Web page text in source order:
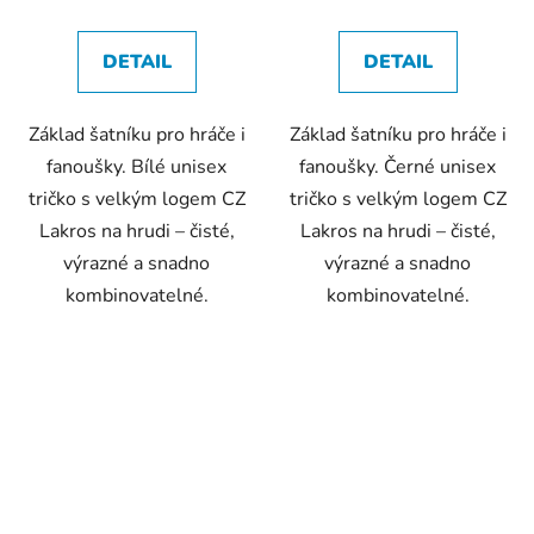
DETAIL
Základ šatníku pro hráče i
fanoušky. Bílé unisex
tričko s velkým logem CZ
Lakros na hrudi – čisté,
výrazné a snadno
kombinovatelné.
DETAIL
Základ šatníku pro hráče i
fanoušky. Černé unisex
tričko s velkým logem CZ
Lakros na hrudi – čisté,
výrazné a snadno
kombinovatelné.